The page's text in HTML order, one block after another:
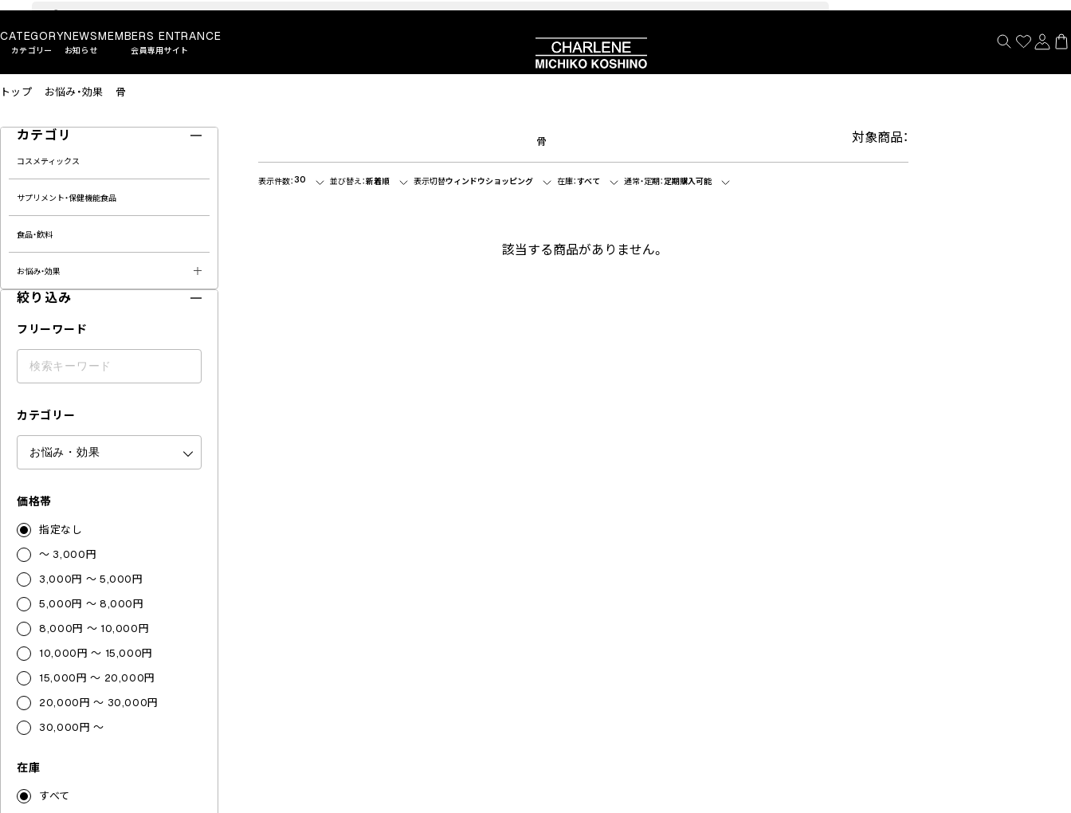
CATEGORY
カテゴリー
NEWS
お知らせ
MEMBERS ENTRANCE
会員専用サイト
トップ お悩み・効果 骨
カテゴリ
コスメティックス
サプリメント・保健機能食品
食品・飲料
お悩み・効果
絞り込み
フリーワード
カテゴリー
価格帯
指定なし
～ 3,000円
3,000円 ～ 5,000円
5,000円 ～ 8,000円
8,000円 ～ 10,000円
10,000円 ～ 15,000円
15,000円 ～ 20,000円
20,000円 ～ 30,000円
30,000円 ～
在庫
すべて
骨 対象商品：
表示件数：30 並び替え：新着順 表示切替ウィンドウショッピング 在庫：すべて 通常・定期： 定期購入可能
該当する商品がありません。